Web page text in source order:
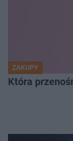
ZAKUPY
Która